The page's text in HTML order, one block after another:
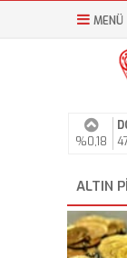
MENÜ
%0,18
ALTIN